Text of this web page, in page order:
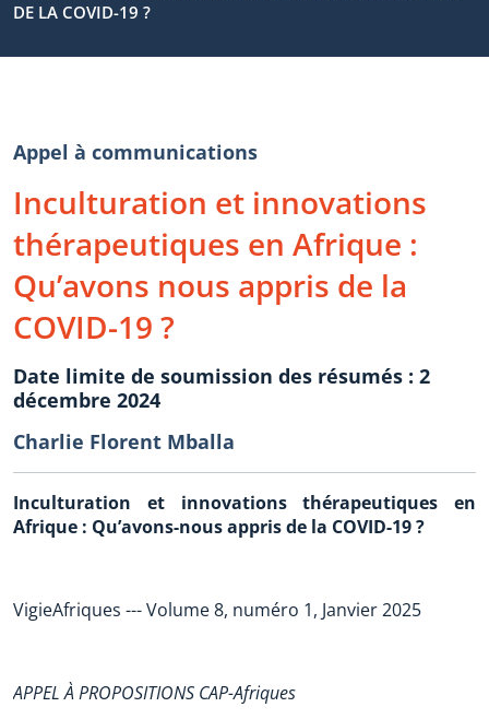
DE LA COVID-19 ?
Appel à communications
Inculturation et innovations
thérapeutiques en Afrique :
Qu’avons nous appris de la
COVID-19 ?
Date limite de soumission des résumés : 2
décembre 2024
Charlie Florent Mballa
Inculturation et innovations thérapeutiques en
Afrique : Qu’avons-nous appris de la COVID-19 ?
VigieAfriques --- Volume 8, numéro 1, Janvier 2025
APPEL À PROPOSITIONS CAP-Afriques